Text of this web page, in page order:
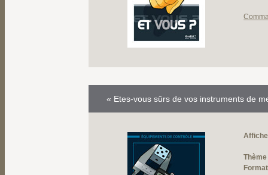
« Etes-vous sûrs de vos instruments de
Thème
Format